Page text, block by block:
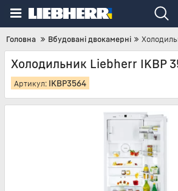
Головна Вбудовані двокамерні
Холодильник Liebherr IKBP
Артикул: IKBP3564